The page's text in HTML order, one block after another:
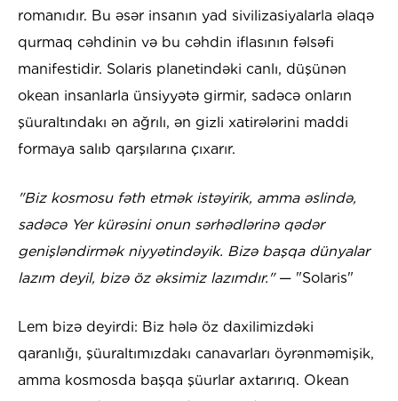
romanıdır. Bu əsər insanın yad sivilizasiyalarla əlaqə
qurmaq cəhdinin və bu cəhdin iflasının fəlsəfi
manifestidir. Solaris planetindəki canlı, düşünən
okean insanlarla ünsiyyətə girmir, sadəcə onların
şüuraltındakı ən ağrılı, ən gizli xatirələrini maddi
formaya salıb qarşılarına çıxarır.
"Biz kosmosu fəth etmək istəyirik, amma əslində,
sadəcə Yer kürəsini onun sərhədlərinə qədər
genişləndirmək niyyətindəyik. Bizə başqa dünyalar
lazım deyil, bizə öz əksimiz lazımdır."— "Solaris"
Lem bizə deyirdi: Biz hələ öz daxilimizdəki
qaranlığı, şüuraltımızdakı canavarları öyrənməmişik,
amma kosmosda başqa şüurlar axtarırıq. Okean